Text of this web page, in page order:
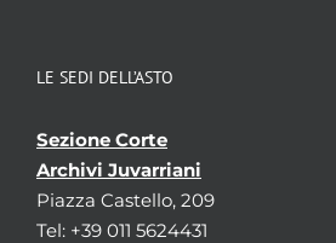
LE SEDI DELL’ASTO
Sezione Corte
Archivi Juvarriani
Piazza Castello, 209
Tel: +39 011 5624431